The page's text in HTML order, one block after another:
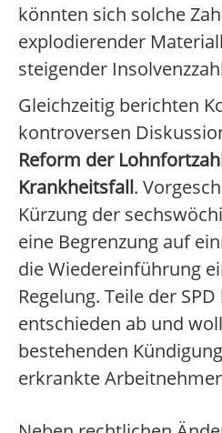
könnten sich solche
explodierender
steigender
Gleichzeitig berichten
kontroversen
Reform der
Krankheitsfall.
Kürzung der
eine Begrenzung auf
die Wiedereinführung
Regelung. Teile der
entschieden ab und
bestehenden
erkrankte